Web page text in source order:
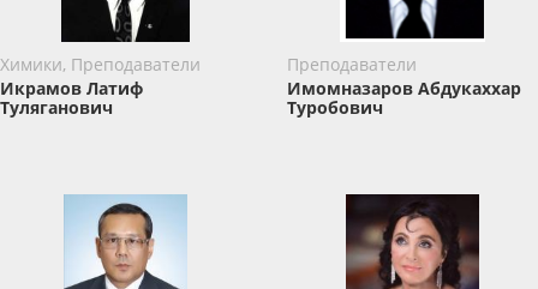
Химики, Преподаватели
Икрамов Латиф
Туляганович
Преподаватели
Имомназаров Абдукаххар
Туробович